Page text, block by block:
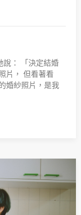
： 「決定結婚
片， 但看著看
婚紗照片，是我